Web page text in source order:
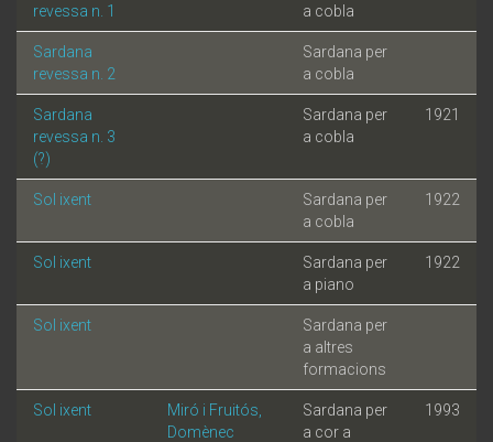
revessa n. 1
a cobla
Sardana
revessa n. 2
Sardana per
a cobla
Sardana
revessa n. 3
(?)
Sardana per
a cobla
1921
Sol ixent
Sardana per
a cobla
1922
Sol ixent
Sardana per
a piano
1922
Sol ixent
Sardana per
a altres
formacions
Sol ixent
Miró i Fruitós,
Domènec
Sardana per
a cor a
1993